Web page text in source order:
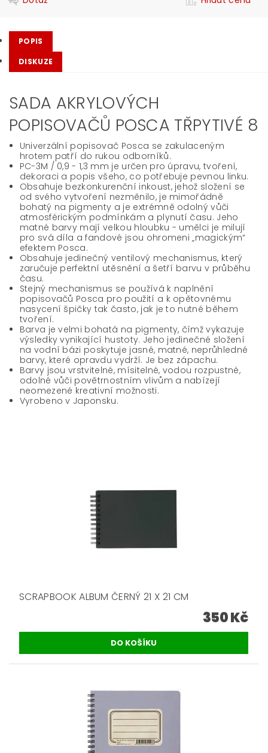
POPIS
DISKUZE
SADA AKRYLOVÝCH
POPISOVAČŮ POSCA TŘPYTIVÉ 8
Univerzální popisovač Posca se zakulaceným
hrotem patří do rukou odborníků.
PC-3M / 0,9 - 1,3 mm je určen pro úpravu, tvoření,
dekoraci a popis všeho, co potřebuje pevnou linku.
Obsahuje bezkonkurenční inkoust, jehož složení se
od svého vytvoření nezměnilo, je mimořádně
bohatý na pigmenty a je extrémně odolný vůči
atmosférickým podmínkám a plynutí času. Jeho
matné barvy mají velkou hloubku - umělci je milují
pro svá díla a fandové jsou ohromeni „magickým“
efektem Posca.
Obsahuje jedinečný ventilový mechanismus, který
zaručuje perfektní utěsnění a šetří barvu v průběhu
času.
Stejný mechanismus se používá k naplnění
popisovačů Posca pro použití a k opětovnému
nasycení špičky tak často, jak je to nutné během
tvoření.
Barva je velmi bohatá na pigmenty, čímž vykazuje
výsledky vynikající hustoty. Jeho jedinečné složení
na vodní bázi poskytuje jasné, matné, neprůhledné
barvy, které opravdu vydrží. Je bez zápachu.
Barvy jsou vrstvitelné, mísitelné, vodou rozpustné,
odolné vůči povětrnostním vlivům a nabízejí
neomezené kreativní možnosti.
Vyrobeno v Japonsku.
SCRAPBOOK ALBUM ČERNÝ 21 X 21 CM
350 Kč